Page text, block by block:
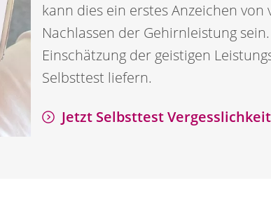
kann dies ein erstes Anzeichen von
Nachlassen der Gehirnleistung
Einschätzung der geistigen
Selbsttest liefern.
Jetzt Selbsttest